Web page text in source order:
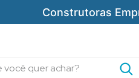
Construtoras